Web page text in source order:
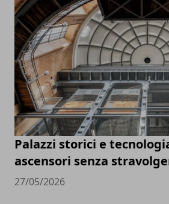
Palazzi storici e
ascensori senza
27/05/2026